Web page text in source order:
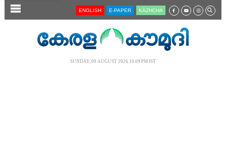
SECTIONS ENGLISH E-PAPER KĀZHCHA
SUNDAY, 09 AUGUST 2026 10.09 PM IST